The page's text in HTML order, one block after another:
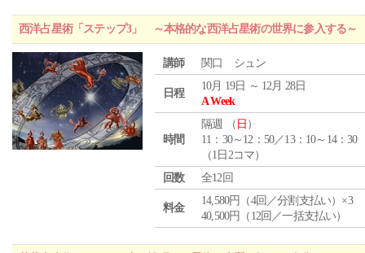
西洋占星術「ステップ3」 ～本格的な西洋占星術の世界に参入する～
講師 関口 シュン
日程
10月 19日 ～ 12月 28日
A Week
時間
隔週 （ 日 ）
11：30～12：50／13：10～14：30
（1日2コマ）
回数
全12回
料金
14,580円（4回／分割支払い）×3
40,500円（12回／一括支払い）